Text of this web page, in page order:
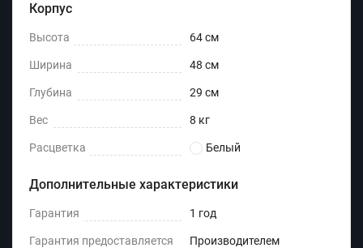
Корпус
Высота 64 см
Ширина 48 см
Глубина 29 см
Вес 8 кг
Расцветка Белый
Дополнительные характеристики
Гарантия 1 год
Гарантия предоставляется Производителем